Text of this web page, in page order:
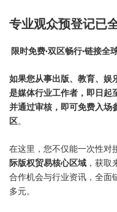
专业观众预登记已
限时免费·双区畅行·链接全
如果您从事出版、教育、娱
是媒体行业工作者，即日起
并通过审核，即可免费入场
区。
在这里，您不仅能一次性对
际版权贸易核心区域 ，获取
合作机会与行业资讯，全面
多元。